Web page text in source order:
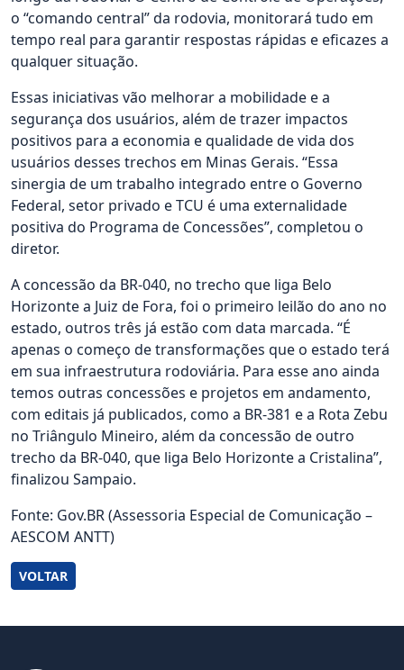
o “comando central” da rodovia, monitorará tudo em
tempo real para garantir respostas rápidas e eficazes a
qualquer situação.
Essas iniciativas vão melhorar a mobilidade e a
segurança dos usuários, além de trazer impactos
positivos para a economia e qualidade de vida dos
usuários desses trechos em Minas Gerais. “Essa
sinergia de um trabalho integrado entre o Governo
Federal, setor privado e TCU é uma externalidade
positiva do Programa de Concessões”, completou o
diretor.
A concessão da BR-040, no trecho que liga Belo
Horizonte a Juiz de Fora, foi o primeiro leilão do ano no
estado, outros três já estão com data marcada. “É
apenas o começo de transformações que o estado terá
em sua infraestrutura rodoviária. Para esse ano ainda
temos outras concessões e projetos em andamento,
com editais já publicados, como a BR-381 e a Rota Zebu
no Triângulo Mineiro, além da concessão de outro
trecho da BR-040, que liga Belo Horizonte a Cristalina”,
finalizou Sampaio.
Fonte: Gov.BR (Assessoria Especial de Comunicação –
AESCOM ANTT)
VOLTAR